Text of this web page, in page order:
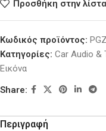
Προσθήκη στην
Κωδικός προϊόντος:
Κατηγορίες: Car Audio &
Εικόνα
Share:
Περιγραφή